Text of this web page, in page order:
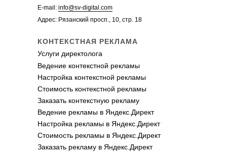
E-mail: info@sv-digital.com
Адрес: Рязанский просп., 10, стр. 18
КОНТЕКСТНАЯ РЕКЛАМА
Настройка контекстной рекламы
Ведение рекламы в Яндекс.Директ
Стоимость рекламы в Яндекс.Директ
Настройка рекламы в Яндекс.Директ
Заказать рекламу в Яндекс.Директ
Услуги директолога
Ведение контекстной рекламы
Стоимость контекстной рекламы
Заказать контекстную рекламу